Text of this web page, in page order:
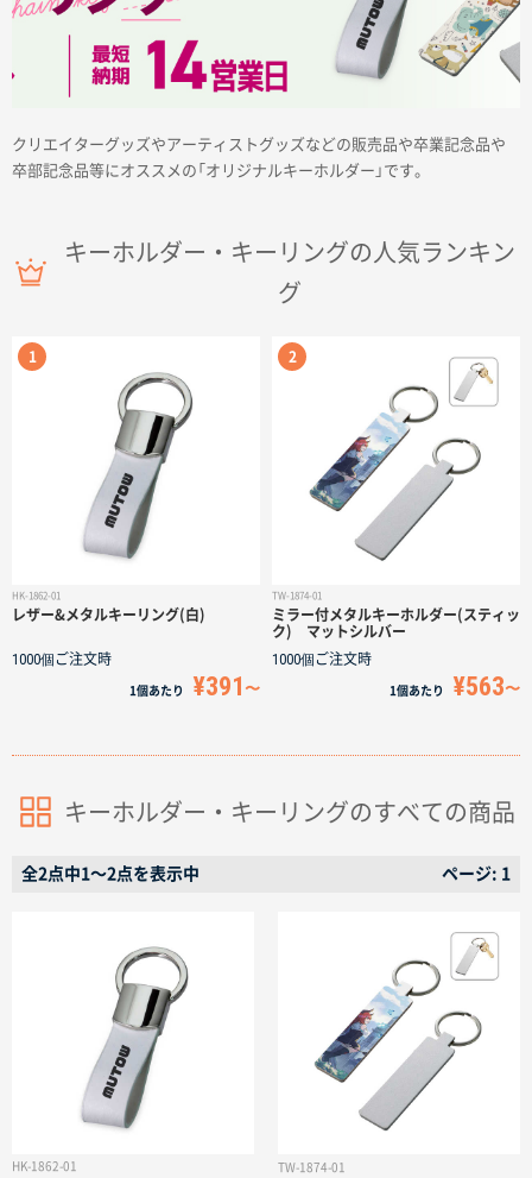
目的・シーンから探す
イベントから探す
印刷色から探す
サイトメニュー
ご注文の流れ
データ入稿ガイド
再注文について
よくあるご質問
名入れグループサイト
クリエイターグッズやアーティストグッズなどの販売品や卒業記念品や
卒部記念品等にオススメの「オリジナルキーホルダー」です。
キーホルダー・キーリングの人気ランキン
グ
HK-1862-01
レザー&メタルキーリング(白)
1000個 ご注文時
1個 あたり ¥391
TW-1874-01
ミラー付メタルキーホルダー(スティッ
ク) マットシルバー
1000個 ご注文時
1個 あたり ¥563
キーホルダー・キーリングのすべての商品
全2点中1〜2点を表示中 ページ: 1
HK-1862-01 TW-1874-01